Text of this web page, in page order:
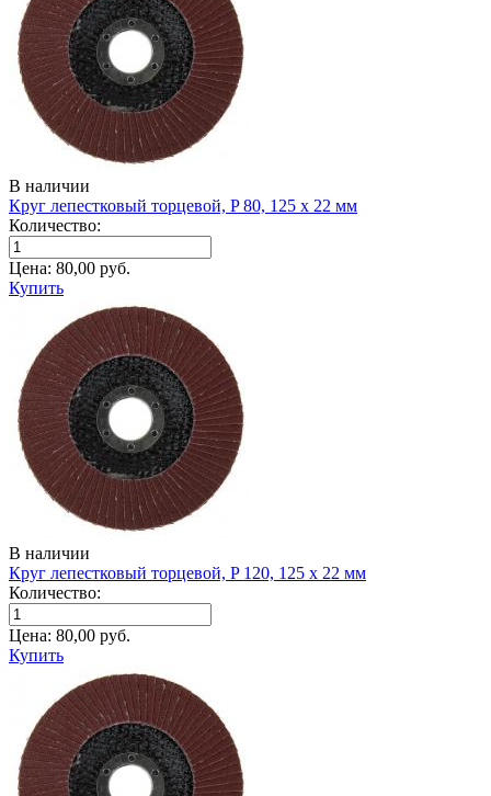
В наличии
Круг лепестковый торцевой, P 80, 125 х 22 мм
Количество:
Цена: 80,00 руб.
Купить
В наличии
Круг лепестковый торцевой, P 120, 125 х 22 мм
Количество:
Цена: 80,00 руб.
Купить